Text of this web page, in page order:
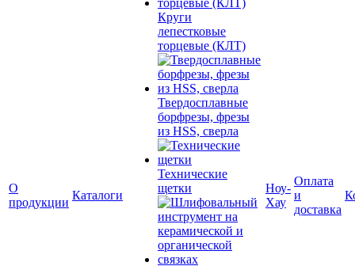
О
продукции
Каталоги
Круги
лепестковые
торцевые (КЛТ)
Твердосплавные
борфрезы, фрезы
из HSS, сверла
Технические
щетки
Ноу-
Хау
Оплата
и
доставка